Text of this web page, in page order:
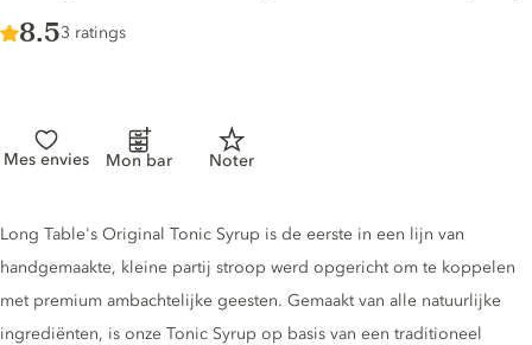
Score :
8.5/ 10
3 ratings
Mes envies Mon bar Noter
Tonic description
Long Table's Original Tonic Syrup is de eerste in een lijn van
handgemaakte, kleine partij stroop werd opgericht om te koppelen
met premium ambachtelijke geesten. Gemaakt van alle natuurlijke
ingrediënten, is onze Tonic Syrup op basis van een traditioneel